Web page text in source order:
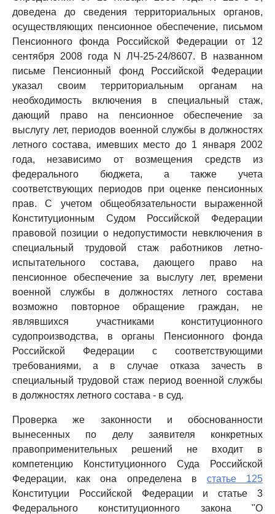
доведена до сведения территориальных органов,
осуществляющих пенсионное обеспечение, письмом
Пенсионного фонда Российской Федерации от 12
сентября 2008 года N ЛЧ-25-24/8607. В названном
письме Пенсионный фонд Российской Федерации
указал своим территориальным органам на
необходимость включения в специальный стаж,
дающий право на пенсионное обеспечение за
выслугу лет, периодов военной службы в должностях
летного состава, имевших место до 1 января 2002
года, независимо от возмещения средств из
федерального бюджета, а также учета
соответствующих периодов при оценке пенсионных
прав. С учетом общеобязательности выраженной
Конституционным Судом Российской Федерации
правовой позиции о недопустимости невключения в
специальный трудовой стаж работников летно-
испытательного состава, дающего право на
пенсионное обеспечение за выслугу лет, времени
военной службы в должностях летного состава
возможно повторное обращение граждан, не
являвшихся участниками конституционного
судопроизводства, в органы Пенсионного фонда
Российской Федерации с соответствующими
требованиями, а в случае отказа зачесть в
специальный трудовой стаж период военной службы
в должностях летного состава - в суд.
Проверка же законности и обоснованности
вынесенных по делу заявителя конкретных
правоприменительных решений не входит в
компетенцию Конституционного Суда Российской
Федерации, как она определена в статье 125
Конституции Российской Федерации и статье 3
Федерального конституционного закона "О